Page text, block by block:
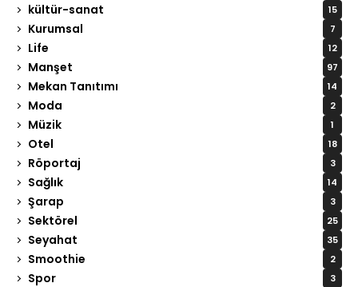
kültür-sanat 15
Kurumsal 7
Life 12
Manşet 97
Mekan Tanıtımı 14
Moda 2
Müzik 1
Otel 18
Röportaj 3
Sağlık 14
Şarap 3
Sektörel 25
Seyahat 35
Smoothie 2
Spor 3